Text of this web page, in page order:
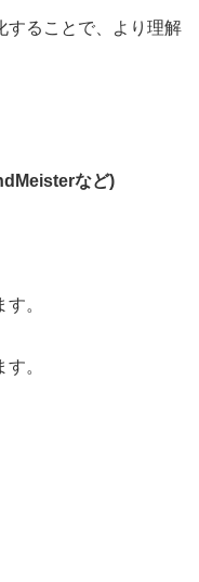
することで、より理解
など)
。
。